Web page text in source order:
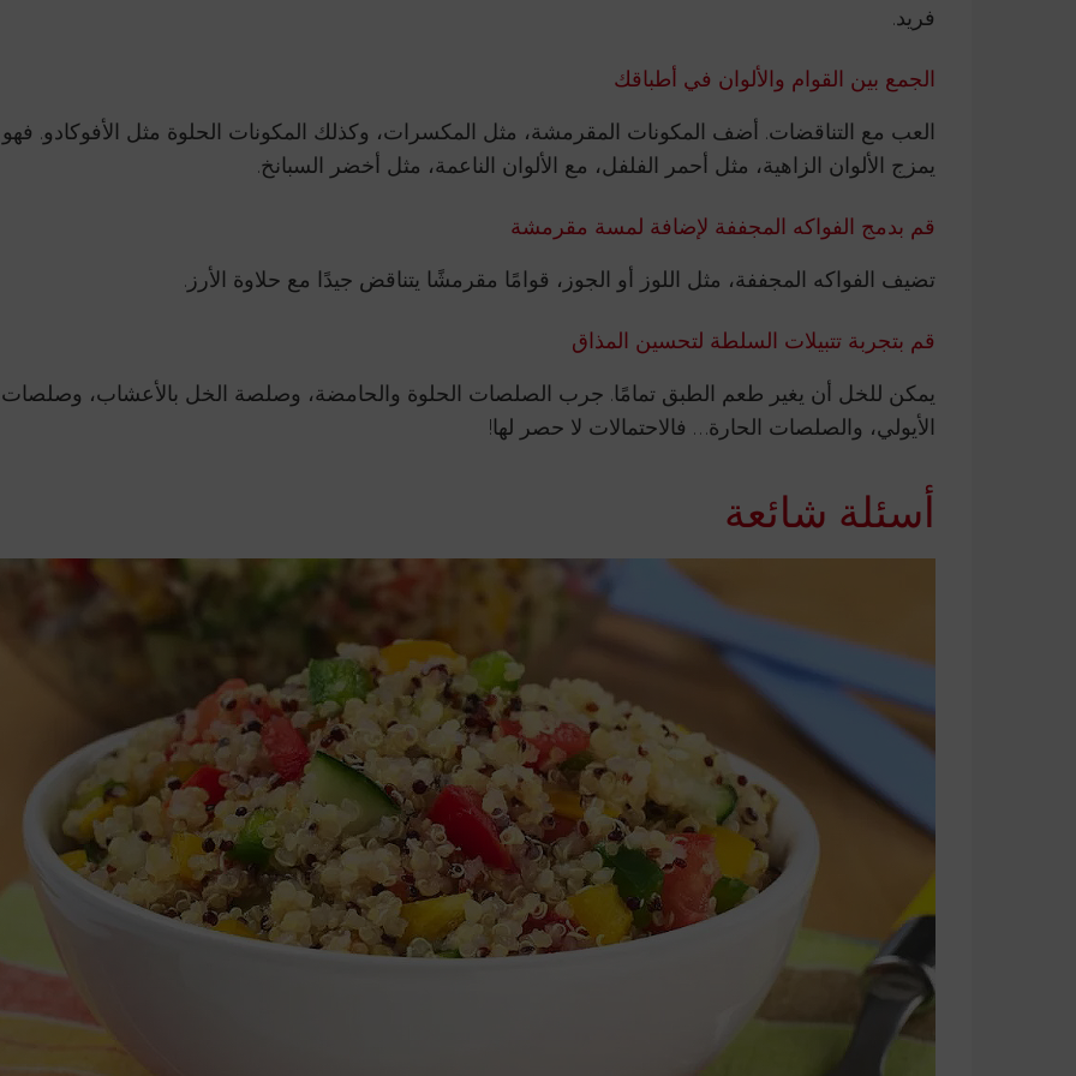
فريد.
الجمع بين القوام والألوان في أطباقك
العب مع التناقضات. أضف المكونات المقرمشة، مثل المكسرات، وكذلك المكونات الحلوة مثل الأفوكادو. فهو
يمزج الألوان الزاهية، مثل أحمر الفلفل، مع الألوان الناعمة، مثل أخضر السبانخ.
قم بدمج الفواكه المجففة لإضافة لمسة مقرمشة
تضيف الفواكه المجففة، مثل اللوز أو الجوز، قوامًا مقرمشًا يتناقض جيدًا مع حلاوة الأرز.
قم بتجربة تتبيلات السلطة لتحسين المذاق
يمكن للخل أن يغير طعم الطبق تمامًا. جرب الصلصات الحلوة والحامضة، وصلصة الخل بالأعشاب، وصلصات
الأيولي، والصلصات الحارة… فالاحتمالات لا حصر لها!
أسئلة شائعة